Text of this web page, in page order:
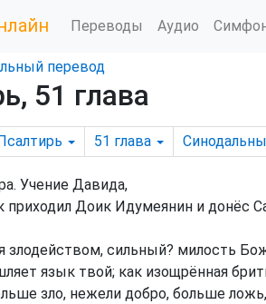
Переводы Аудио
перевод
51 глава
51 глава
Учение Давида,
приходил Доик Идумеянин и донёс
злодейством, сильный? милость
язык твой; как изощрённая
зло, нежели добро, больше